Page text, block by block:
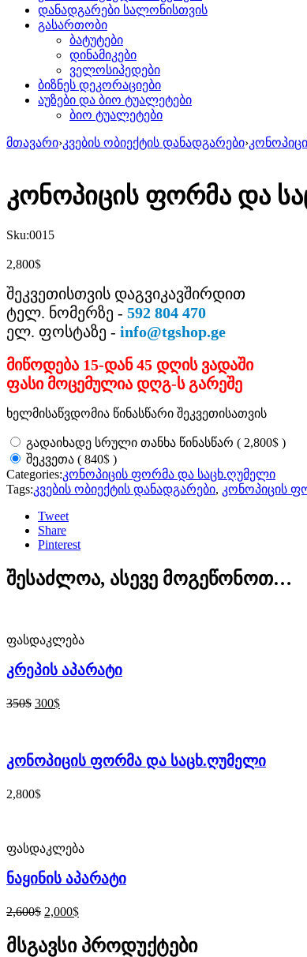
დანადგარები სალონისთვის
გასართობი
ბატუტები
დინამიკები
ველოსიპედები
ბიზნეს დეკორაციები
აუზები და ბიო ტუალეტები
ბიო ტუალეტები
მთავარი›კვების ობიექტის დანადგარები›
კონოპიცის ფორმა და
Sku:0015
2,800$
შეკვეთისთვის დაგვიკავშირდით
ტელ. ნომერზე - 592 804 470
ელ. ფოსტაზე - info@tgshop.ge
მიწოდება 15-დან 45 დღის ვადაში
ფასი მოცემულია დღგ-ს გარეშე
ხელმისაწვდომია წინასწარი შეკვეთისათვის
გადაიხადე სრული თანხა წინასწარ ( 2,800$ )
შეკვეთა ( 840$ )
Categories:კონოპიცის ფორმა და საცხ.ღუმელი
Tags:კვების ობიექტის დანადგარები, კონოპიცის
Tweet
Share
Pinterest
შესაძლოა, ასევე მოგეწონოთ…
ფასდაკლება
კრეპის აპარატი
350$ 300$
კონოპიცის ფორმა და საცხ.ღუმელი
2,800$
ფასდაკლება
ნაყინის აპარატი
2,600$ 2,000$
მსგავსი პროდუქტები